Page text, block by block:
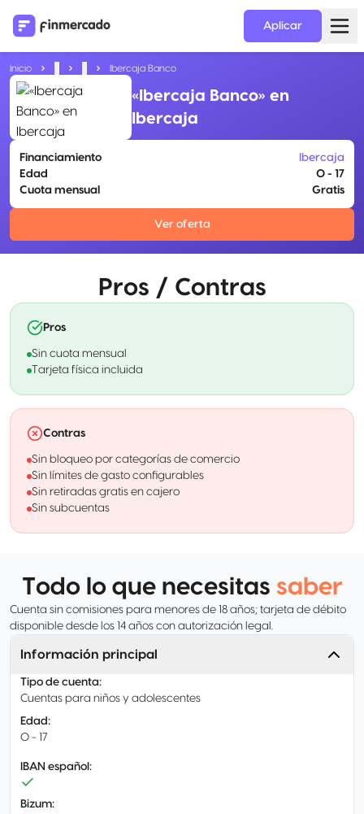
Aplicar
Inicio Ibercaja Banco
«Ibercaja Banco» en
Ibercaja
Financiamiento
Ibercaja
Edad
0 - 17
Cuota mensual
Gratis
Ver oferta
Pros / Contras
Pros
Sin cuota mensual
Tarjeta física incluida
Contras
Sin bloqueo por categorías de comercio
Sin límites de gasto configurables
Sin retiradas gratis en cajero
Sin subcuentas
Todo lo que necesitas saber
Cuenta sin comisiones para menores de 18 años; tarjeta de débito
disponible desde los 14 años con autorización legal.
Información principal
Tipo de cuenta:
Cuentas para niños y adolescentes
Edad:
0 - 17
IBAN español :
Bizum: